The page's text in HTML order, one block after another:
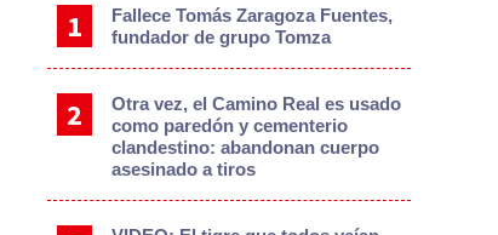
Fallece Tomás Zaragoza Fuentes,
fundador de grupo Tomza
Otra vez, el Camino Real es usado
como paredón y cementerio
clandestino: abandonan cuerpo
asesinado a tiros